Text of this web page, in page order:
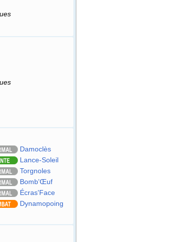
Damoclès
Lance-Soleil
Torgnoles
Bomb'Œuf
Écras'Face
Dynamopoing